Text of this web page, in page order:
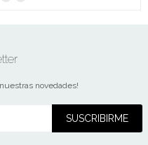
novedades!
SUSCRIBIRME